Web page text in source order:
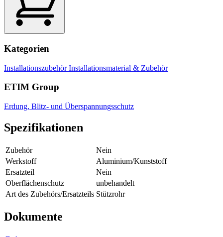
Kategorien
InstallationszubehörInstallationsmaterial & Zubehör
ETIM Group
Erdung, Blitz- und Überspannungsschutz
Spezifikationen
Zubehör
Nein
Werkstoff
Aluminium/Kunststoff
Ersatzteil
Nein
Oberflächenschutz
unbehandelt
Art des Zubehörs/Ersatzteils Stützrohr
Dokumente